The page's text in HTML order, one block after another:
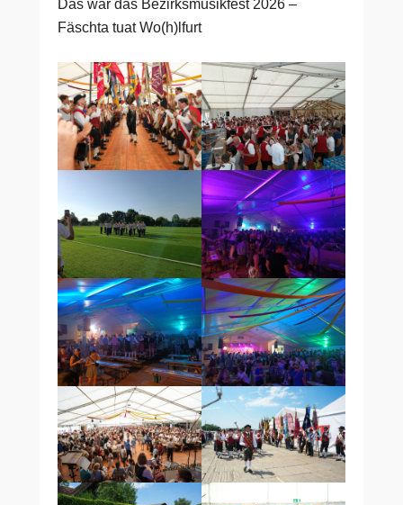
Das war das Bezirksmusikfest 2026 –
Fäschta tuat Wo(h)lfurt